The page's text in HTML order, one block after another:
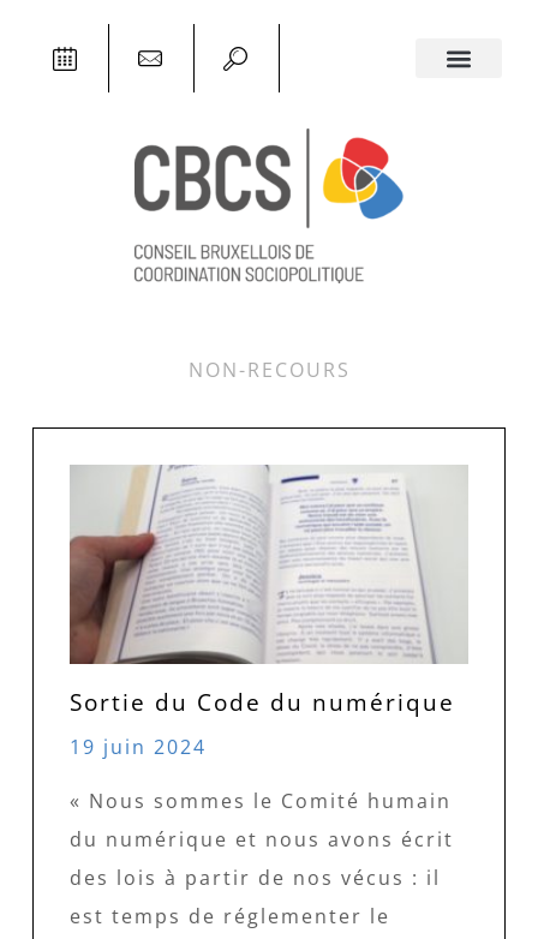
NON-RECOURS
Sortie du Code du numérique
19 juin 2024
« Nous sommes le Comité humain
du numérique et nous avons écrit
des lois à partir de nos vécus : il
est temps de réglementer le